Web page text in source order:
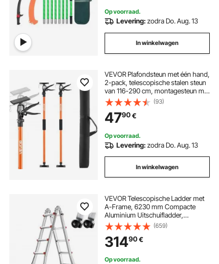
Op voorraad.
Levering:zodra Do. Aug. 13
In winkelwagen
VEVOR Plafondsteun met één hand,
2-pack, telescopische stalen steun
van 116-290 cm, montagesteun met
een capaciteit tot 70 kg voor het
installeren van kasten, het optillen
van gipsplaten en vrachtpalen
(93)
4790€
Op voorraad.
Levering:zodra Do. Aug. 13
In winkelwagen
VEVOR Telescopische Ladder met
A-Frame, 6230 mm Compacte
Aluminium Uitschuifladder,
Multifunctionele Ladder, Trapladder,
Aanleunladder, Opvouwbare
Ladder voor Huiswerk, Trappen,
Binnen- en Buitendaken,
Draagvermogen 150 kg
(659)
31490€
Op voorraad.